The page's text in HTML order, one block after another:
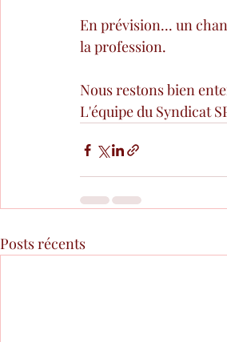
En prévision... un
la profession.
Nous restons bien
L'équipe du Syndicat
Posts récents